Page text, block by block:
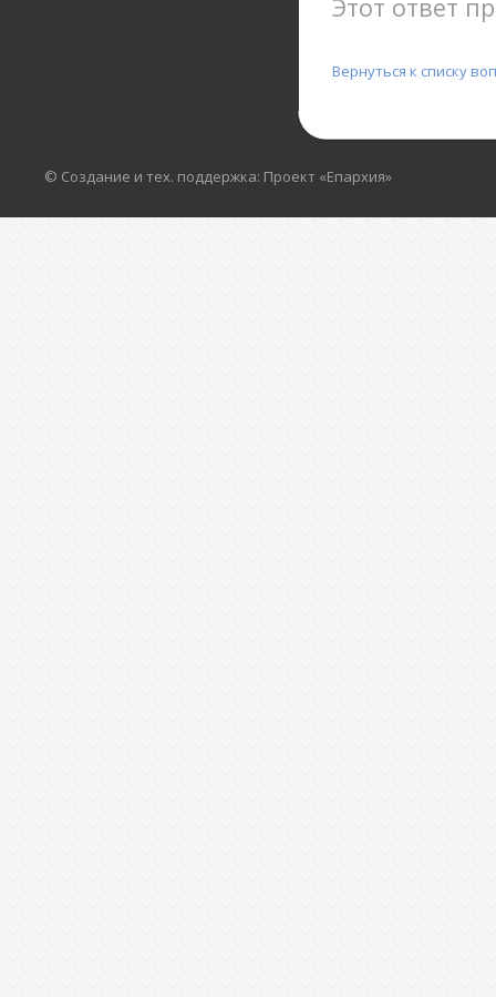
Этот ответ
Вернуться к списку
© Создание и тех. поддержка: Проект «Епархия»